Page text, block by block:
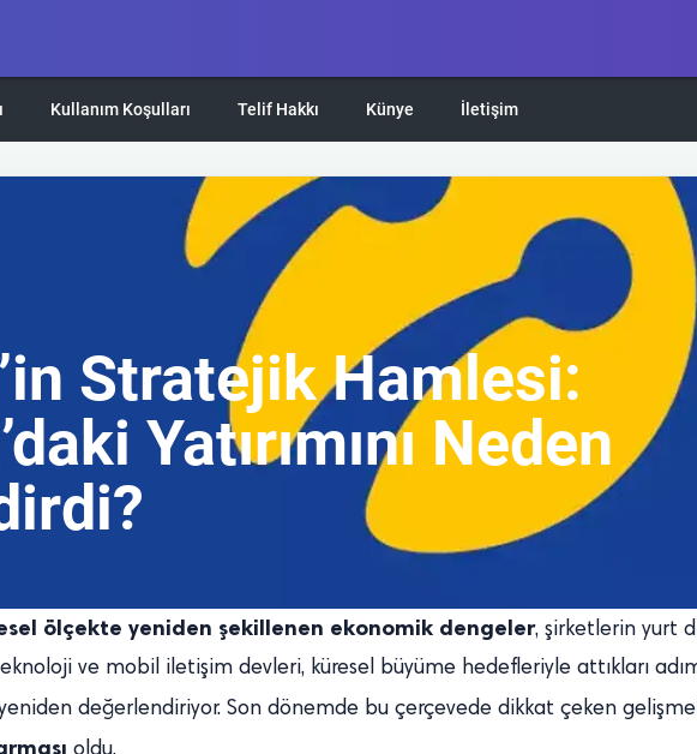
Kullanım Koşulları Telif Hakkı Künye İletişim
Stratejik Hamlesi:
Yatırımını Neden
ölçekte yeniden şekillenen ekonomik dengeler, şirketlerin yurt
ve mobil iletişim devleri, küresel büyüme hedefleriyle attıkları
değerlendiriyor. Son dönemde bu çerçevede dikkat çeken